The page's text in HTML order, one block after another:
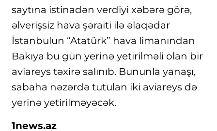
saytına istinadən verdiyi xəbərə görə,
əlverişsiz hava şəraiti ilə əlaqədar
İstanbulun “Atatürk” hava limanından
Bakıya bu gün yerinə yetirilməli olan bir
aviareys təxirə salınıb. Bununla yanaşı,
sabaha nəzərdə tutulan iki aviareys də
yerinə yetirilməyəcək.
1news.az